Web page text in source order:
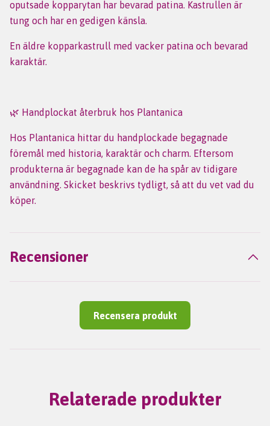
oputsade kopparytan har bevarad patina. Kastrullen är
tung och har en gedigen känsla.
En äldre kopparkastrull med vacker patina och bevarad
karaktär.
🌿 Handplockat återbruk hos Plantanica
Hos Plantanica hittar du handplockade begagnade
föremål med historia, karaktär och charm. Eftersom
produkterna är begagnade kan de ha spår av tidigare
användning. Skicket beskrivs tydligt, så att du vet vad du
köper.
Recensioner
Recensera produkt
Relaterade produkter